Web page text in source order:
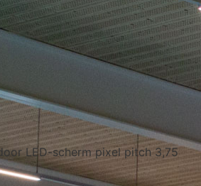
LED-scherm pixel pitch 3,75